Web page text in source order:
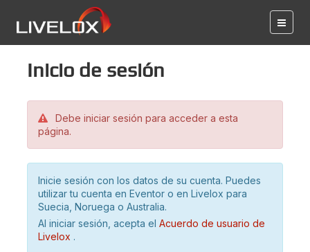
Inicio de sesión
Debe iniciar sesión para acceder a esta
página.
Inicie sesión con los datos de su cuenta. Puedes
utilizar tu cuenta en Eventor o en Livelox para
Suecia, Noruega o Australia.
Al iniciar sesión, acepta el Acuerdo de usuario de
Livelox .